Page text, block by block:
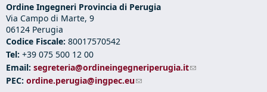
Ordine Ingegneri Provincia di Perugia
Via Campo di Marte, 9
06124 Perugia
Codice Fiscale: 80017570542
Tel: +39 075 500 12 00
Email: segreteria@ordineingegneriperugia.it(link sends e-mail)
PEC: ordine.perugia@ingpec.eu(link sends e-mail)